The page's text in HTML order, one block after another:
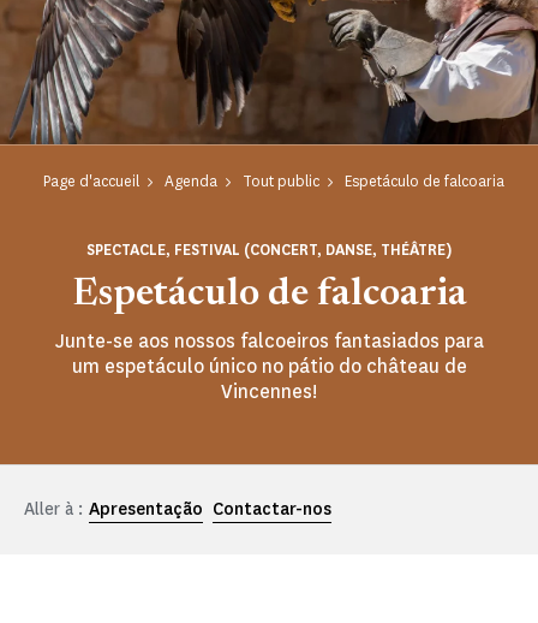
Page d'accueil Agenda Tout public Espetáculo de falcoaria
Espetáculo de falcoaria
SPECTACLE, FESTIVAL (CONCERT, DANSE, THÉÂTRE)
Junte-se aos nossos falcoeiros fantasiados para
um espetáculo único no pátio do château de
Vincennes!
Aller à : Apresentação Contactar-nos